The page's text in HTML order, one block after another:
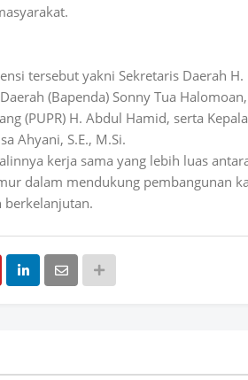
tersebut yakni Sekretaris Daerah H.
(Bapenda) Sonny Tua Halomoan,
(PUPR) H. Abdul Hamid, serta
Ahyani, S.E., M.Si.
kerja sama yang lebih luas
dalam mendukung pembangunan
berkelanjutan.